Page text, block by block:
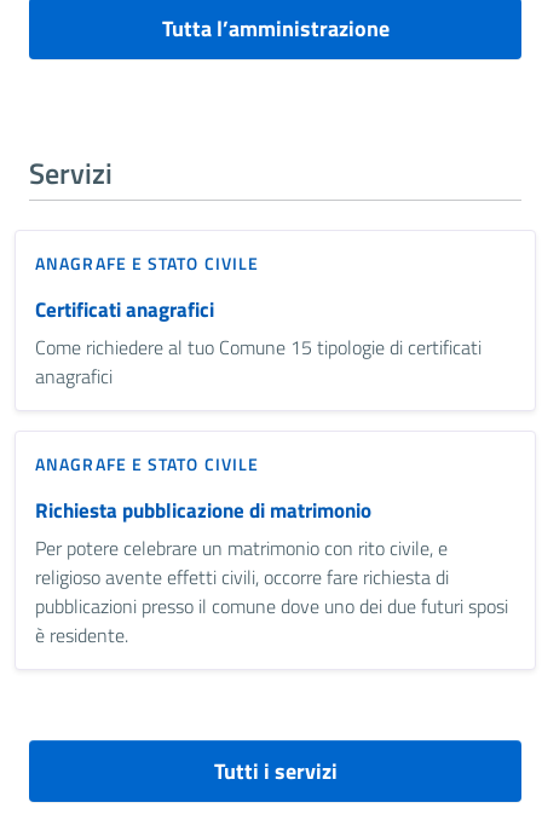
Tutta l’amministrazione
Servizi
ANAGRAFE E STATO CIVILE
Certificati anagrafici
Come richiedere al tuo Comune 15 tipologie di certificati
anagrafici
ANAGRAFE E STATO CIVILE
Richiesta pubblicazione di matrimonio
Per potere celebrare un matrimonio con rito civile, e
religioso avente effetti civili, occorre fare richiesta di
pubblicazioni presso il comune dove uno dei due futuri sposi
è residente.
Tutti i servizi